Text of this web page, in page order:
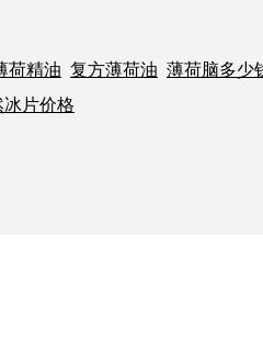
荷精油 复方薄荷油 薄荷脑多少
冰片价格